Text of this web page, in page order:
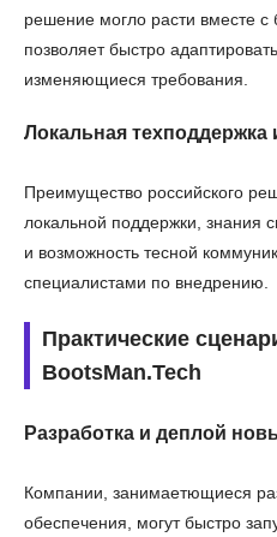
решение могло расти вместе с
позволяет быстро
изменяющиеся требования.
Локальная техподдержка
Преимущество российского
локальной поддержки, знания
и возможность тесной
специалистами по внедрению.
Практические
BootsMan.Tech
Разработка и деплой
Компании, занимаетющиеся
обеспечения, могут быстро